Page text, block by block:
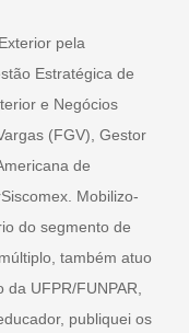
pela
Estratégica de
e Negócios
(FGV), Gestor
de
Mobilizo-
do segmento de
também atuo
UFPR/FUNPAR,
publiquei os